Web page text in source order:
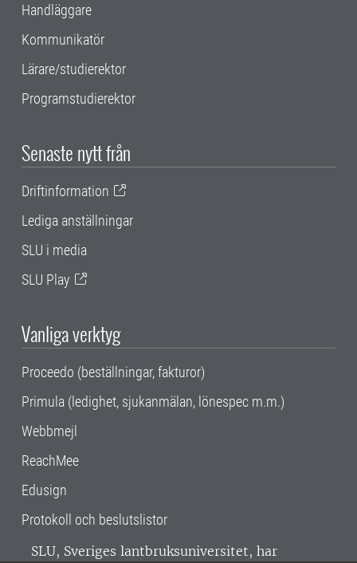
Handläggare
Kommunikatör
Lärare/studierektor
Programstudierektor
Senaste nytt från
Driftinformation
Lediga anställningar
SLU i media
SLU Play
Vanliga verktyg
Proceedo (beställningar, fakturor)
Primula (ledighet, sjukanmälan, lönespec m.m.)
Webbmejl
ReachMee
Edusign
Protokoll och beslutslistor
SLU, Sveriges lantbruksuniversitet, har